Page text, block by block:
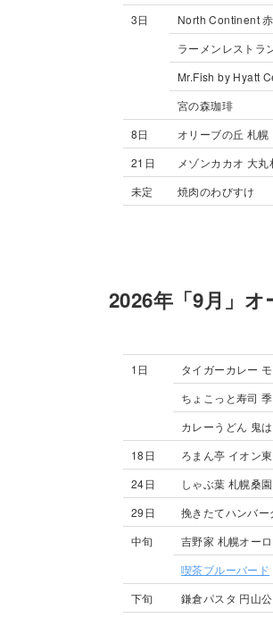
3日
North Continent
ラーメンレストラ
Mr.Fish by Hyatt
宮の森珈琲
8日
オリーブの丘 札幌
21日
メゾンカカオ 大丸
未定
焼肉のわびすけ
2026年「9月」
1日 タイガーカレー
ちょこっと寿司
カレーうどん 鬼
18日
ろまん亭 イオン
24日
しゃぶ葉 札幌桑
29日
挽きたてハンバー
中旬
吉野家 札幌オー
喫茶ブルーバード
下旬
鎌倉パスタ 円山